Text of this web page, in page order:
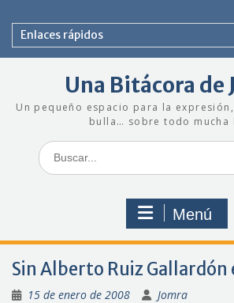
contenido
Enlaces rápidos
Una Bitácora de
Un pequeño espacio para la
bulla… sobre todo mucha
Buscar:
Menú
Sin Alberto Ruiz Gallardón
15 de enero de 2008 Jomra